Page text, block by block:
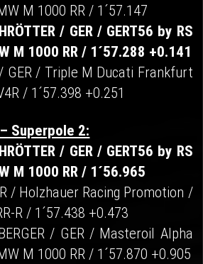
M 1000 RR / 1´57.147
/ GER / GERT56 by RS
M 1000 RR / 1´57.288 +0.141
GER / Triple M Ducati Frankfurt
/ 1´57.398 +0.251
– Superpole 2:
/ GER / GERT56 by RS
M 1000 RR / 1´56.965
/ Holzhauer Racing Promotion /
R / 1´57.438 +0.473
/ GER / Masteroil Alpha
M 1000 RR / 1´57.870 +0.905